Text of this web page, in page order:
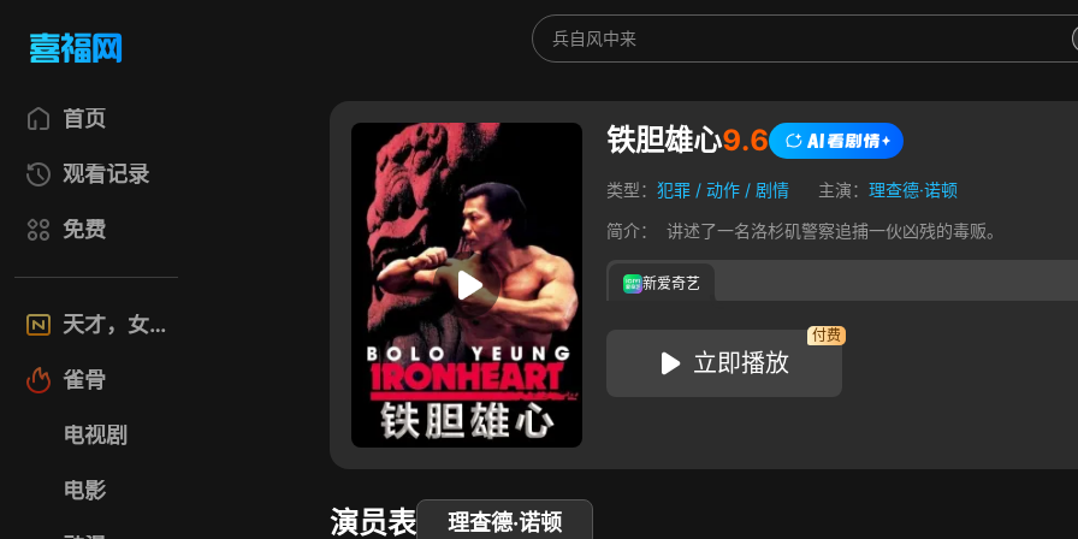
首页
观看记录
免费
天才，女友
雀骨
电视剧
电影
铁胆雄心9.6
类型： 犯罪 / 动作 / 剧情 主演： 理查德·诺顿
简介：
讲述了一名洛杉矶警察追捕一伙凶残的毒贩。
新爱奇艺
立即播放
付费
演员表 理查德·诺顿